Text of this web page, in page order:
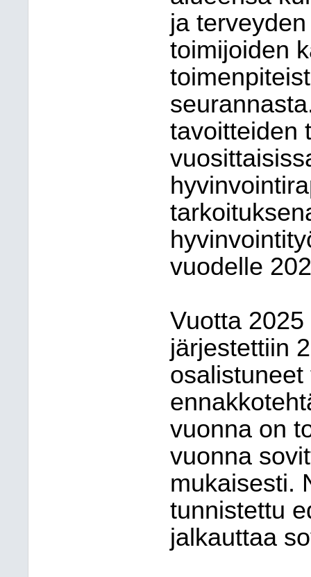
ja
toimijoiden
tavoitteiden
vuodelle
Vuotta
järjestettiin
vuonna on
vuonna
mukaisesti.
tunnistettu
jalkauttaa